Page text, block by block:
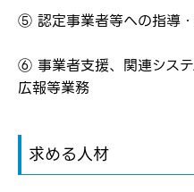
応募完了通知
転職報告をする
※パスワードを忘れた方は
⑤ 認定事業者等への指導
⑥ 事業者支援、関連シス
広報等業務
求める人材